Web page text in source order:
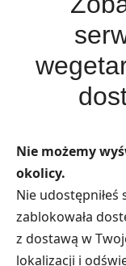
Nie możemy
okolicy.
Nie
zablokowała
z dostawą w
lokalizacji i